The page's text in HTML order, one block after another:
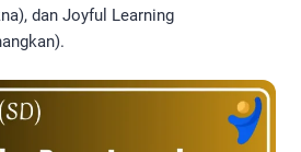
dan Joyful Learning